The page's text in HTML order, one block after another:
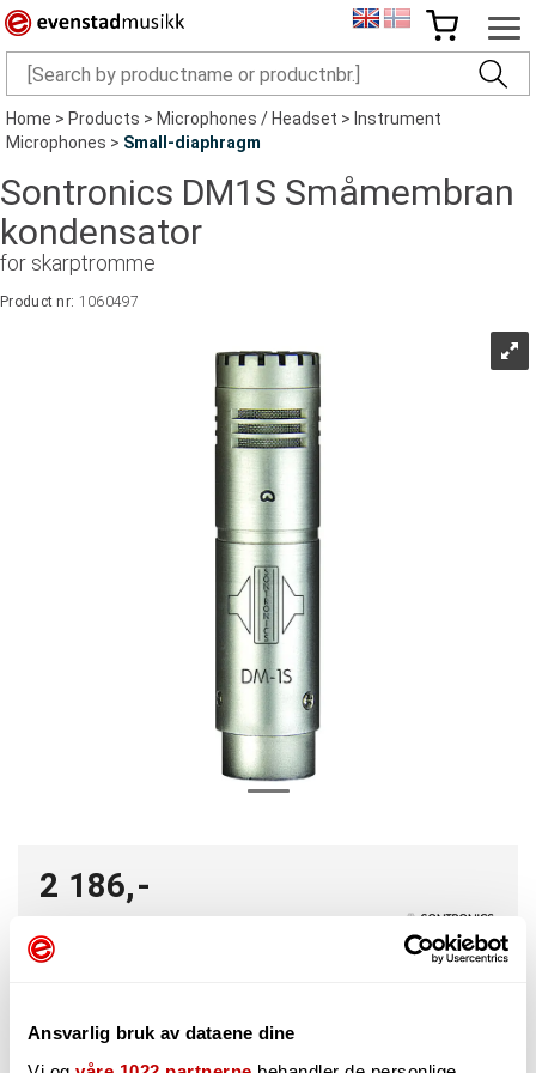
Ansvarlig bruk av dataene dine
Home>Products>Microphones / Headset> Instrument
Microphones>Small-diaphragm
Sontronics DM1S Småmembran
kondensator
for skarptromme
Product nr: 1060497
2 186,-